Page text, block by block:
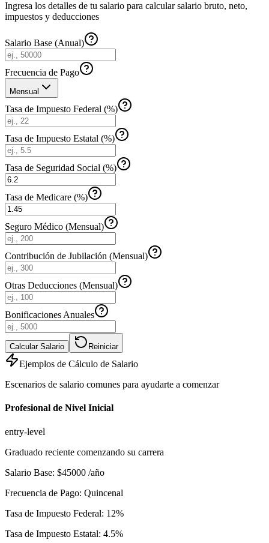
Ingresa los detalles de tu salario para calcular salario bruto, neto,
impuestos y deducciones
Salario Base (Anual)
Frecuencia de Pago
Mensual
Tasa de Impuesto Federal (%)
Tasa de Impuesto Estatal (%)
Tasa de Seguridad Social (%)
Tasa de Medicare (%)
Seguro Médico (Mensual)
Contribución de Jubilación (Mensual)
Otras Deducciones (Mensual)
Bonificaciones Anuales
Calcular Salario Reiniciar
Ejemplos de Cálculo de Salario
Escenarios de salario comunes para ayudarte a comenzar
Profesional de Nivel Inicial
entry-level
Graduado reciente comenzando su carrera
Salario Base: $45000 /año
Frecuencia de Pago: Quincenal
Tasa de Impuesto Federal: 12%
Tasa de Impuesto Estatal: 4.5%